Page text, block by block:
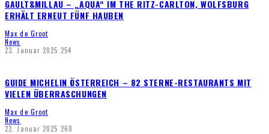
GAULT&MILLAU – „AQUA“ IM THE RITZ-CARLTON, WOLFSBURG
ERHÄLT ERNEUT FÜNF HAUBEN
Max de Groot
News
23. Januar 2025 254
GUIDE MICHELIN ÖSTERREICH – 82 STERNE-RESTAURANTS MIT
VIELEN ÜBERRASCHUNGEN
Max de Groot
News
22. Januar 2025 260